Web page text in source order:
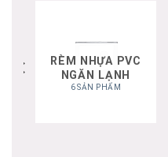
RÈM NHỰA PVC
NGĂN LẠNH
6 SẢN PHẨM